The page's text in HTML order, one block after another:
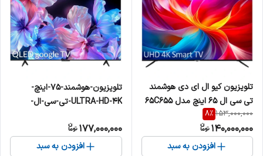
تلویزیون کیو ال ای دی هوشمند
تی سی ال 65 اینچ مدل 65C655
153,000,000
8%
140,000,000
افزودن به سبد
تلویزیون-هوشمند-75-اینچ-
ULTRA-HD-4K-تی-سی-ال-
177,000,000
افزودن به سبد